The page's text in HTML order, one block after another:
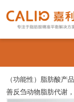
至
（功能性）脂肪酸产
善反刍动物脂肪代谢